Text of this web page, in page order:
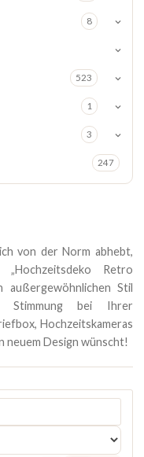
8
523
1
3
247
von der Norm abhebt,
Retro
außergewöhnlichen Stil
Stimmung bei Ihrer
Hochzeitskameras
neuem Design wünscht!